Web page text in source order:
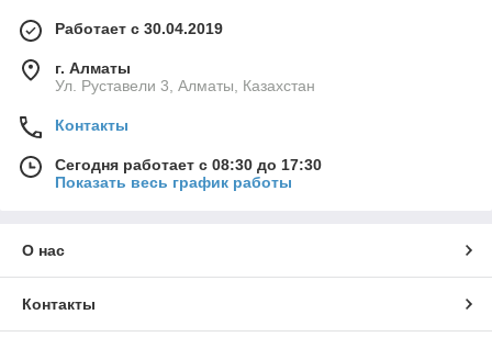
Работает с 30.04.2019
г. Алматы
Ул. Руставели 3, Алматы, Казахстан
Контакты
Сегодня работает с 08:30 до 17:30
Показать весь график работы
О нас
Контакты